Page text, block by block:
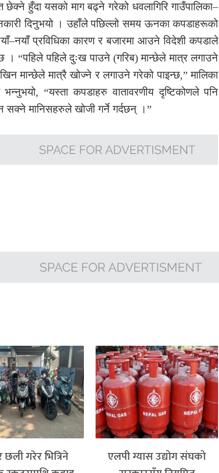
हुँदा यसको माग बढ्ने गरेको धवलागिरि गाउँपालिका–
दिनुभयो । उहाँले पछिल्लो समय ऊनका कपडाहरूको
प्रविधिका कारण र बजारमा आउने विदेशी कपडाले
“पहिले पहिले दुःख पाउने (गरिब) मान्छेले मात्र लगाउने
मान्छेले मात्रै खोज्ने र लगाउने गरेको पाइन्छ,” मालिका
भन्नुभयो, “यस्ता कपडाहरु वातावरणीय दृष्टिकोणले पनि
मानिसहरुले खोजी गर्ने गर्दछन् ।”
छली गरेर भित्रिने
एलपी ग्यास उद्योग संघको